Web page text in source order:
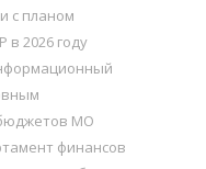
с планом
в 2026 году
МО
финансов